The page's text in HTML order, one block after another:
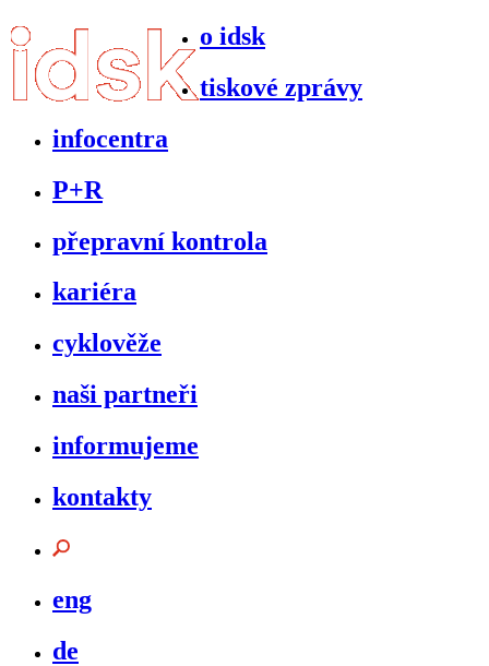
o idsk
tiskové zprávy
infocentra
P+R
přepravní kontrola
kariéra
cyklověže
naši partneři
informujeme
kontakty
eng
de